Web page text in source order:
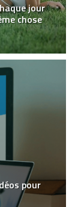
jour
chose
pour